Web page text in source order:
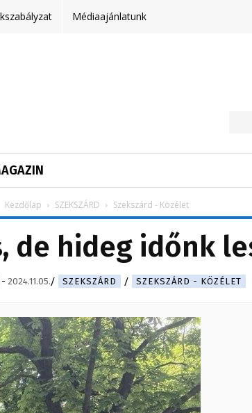
Médiaajánlatunk
Kezdőlap SZEKSZÁRD Szekszárd - Közélet
de hideg időnk
- 2024.11.05. SZEKSZÁRD SZEKSZÁRD - KÖZÉLET